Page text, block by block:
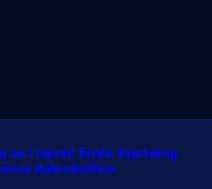
se i isprati finale Svjetskog
dobrodošlice